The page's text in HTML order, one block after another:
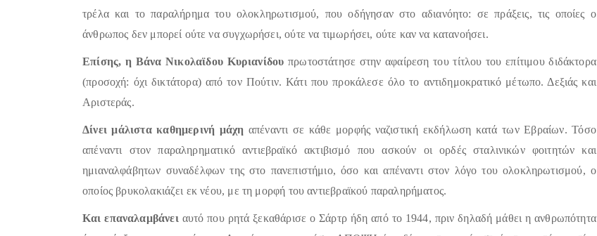
τρέλα και το παραλήρημα του ολοκληρωτισμού, που οδήγησαν στο αδιανόητο: σε πράξεις, τις οποίες ο
άνθρωπος δεν μπορεί ούτε να συγχωρήσει, ούτε να τιμωρήσει, ούτε καν να κατανοήσει.
Επίσης, η Βάνα Νικολαϊδου Κυριανίδου πρωτοστάτησε στην αφαίρεση του τίτλου του επίτιμου διδάκτορα
(προσοχή: όχι δικτάτορα) από τον Πούτιν. Κάτι που προκάλεσε όλο το αντιδημοκρατικό μέτωπο. Δεξιάς και
Αριστεράς.
Δίνει μάλιστα καθημερινή μάχη απέναντι σε κάθε μορφής ναζιστική εκδήλωση κατά των Εβραίων. Τόσο
απέναντι στον παραληρηματικό αντιεβραϊκό ακτιβισμό που ασκούν οι ορδές σταλινικών φοιτητών και
ημιαναλφάβητων συναδέλφων της στο πανεπιστήμιο, όσο και απέναντι στον λόγο του ολοκληρωτισμού, ο
οποίος βρυκολακιάζει εκ νέου, με τη μορφή του αντιεβραϊκού παραληρήματος.
Και επαναλαμβάνει αυτό που ρητά ξεκαθάρισε ο Σάρτρ ήδη από το 1944, πριν δηλαδή μάθει η ανθρωπότητα